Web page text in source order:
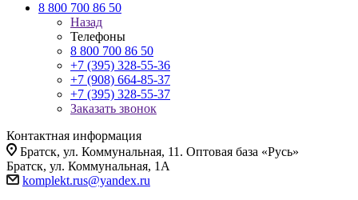
8 800 700 86 50
Назад
Телефоны
8 800 700 86 50
+7 (395) 328-55-36
+7 (908) 664-85-37
+7 (395) 328-55-37
Заказать звонок
Контактная информация
Братск, ул. Коммунальная, 11. Оптовая база «Русь»
Братск, ул. Коммунальная, 1А
komplekt.rus@yandex.ru